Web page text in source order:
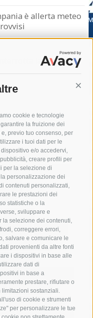
cookie e tecnologie
la fruizione dei
previo tuo consenso, per
i tuoi dati per le
e/o accedervi,
creare profili per
per la selezione di
personalizzazione dei
contenuti personalizzati,
le prestazioni dei
statistiche o la
sviluppare e
selezione dei contenuti,
correggere errori,
salvare e comunicare le
provenienti da altre fonti
i dispositivi in base alle
dati di
in base a
prestare, rifiutare o
sostanziali.
di cookie e strumenti
per personalizzare le tue
è allerta meteo
la linea Eav
arresto
capri
carabinieri
elezioni
costiera
incidente
massa lubrense
ordinanza
polizia municipale
sant'agnello
temporali
treni